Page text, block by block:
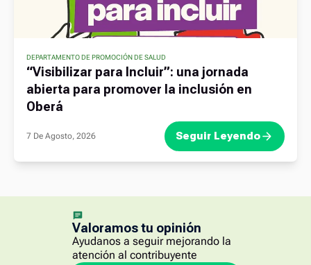
DEPARTAMENTO DE PROMOCIÓN DE SALUD
“Visibilizar para Incluir”: una jornada
abierta para promover la inclusión en
Oberá
7 De Agosto, 2026 Seguir Leyendo
Valoramos tu opinión
Ayudanos a seguir mejorando la
atención al contribuyente